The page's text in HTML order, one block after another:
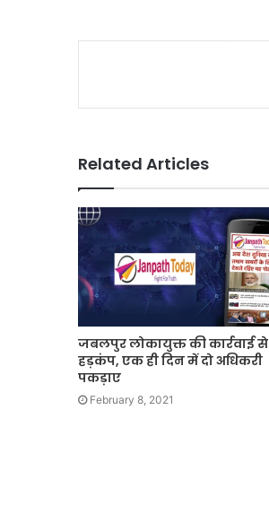
Related Articles
जबलपुर लोकायुक्त की कार्रवाई से
हड़कंप, एक ही दिन में दो अधिकरी
पकड़ाए
February 8, 2021